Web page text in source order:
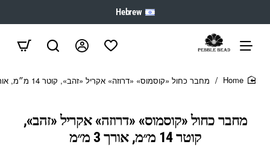
Hebrew
מחבר כחול «קוסמוס» «דרוזה» אקריל «זהב»,
קוטר 14 מ״מ, אורך 3 מ״מ
מחבר כחול «קוסמוס» «דרוזה» אקריל «זהב», קוטר 14 מ״מ, אורך 3 מ״מ